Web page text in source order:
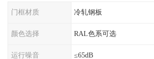
门框材质 冷轧钢板
颜色选择 RAL色系可选
运行噪音 ≤65dB